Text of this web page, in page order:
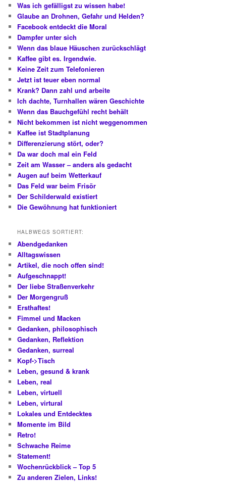
Was ich gefälligst zu wissen habe!
Glaube an Drohnen, Gefahr und Helden?
Facebook entdeckt die Moral
Dampfer unter sich
Wenn das blaue Häuschen zurückschlägt
Kaffee gibt es. Irgendwie.
Keine Zeit zum Telefonieren
Jetzt ist teuer eben normal
Krank? Dann zahl und arbeite
Ich dachte, Turnhallen wären Geschichte
Wenn das Bauchgefühl recht behält
Nicht bekommen ist nicht weggenommen
Kaffee ist Stadtplanung
Differenzierung stört, oder?
Da war doch mal ein Feld
Zeit am Wasser – anders als gedacht
Augen auf beim Wetterkauf
Das Feld war beim Frisör
Der Schilderwald existiert
Die Gewöhnung hat funktioniert
HALBWEGS SORTIERT:
Abendgedanken
Alltagswissen
Artikel, die noch offen sind!
Aufgeschnappt!
Der liebe Straßenverkehr
Der Morgengruß
Ersthaftes!
Fimmel und Macken
Gedanken, philosophisch
Gedanken, Reflektion
Gedanken, surreal
Kopf->Tisch
Leben, gesund & krank
Leben, real
Leben, virtuell
Leben, virtural
Lokales und Entdecktes
Momente im Bild
Retro!
Schwache Reime
Statement!
Wochenrückblick – Top 5
Zu anderen Zielen, Links!